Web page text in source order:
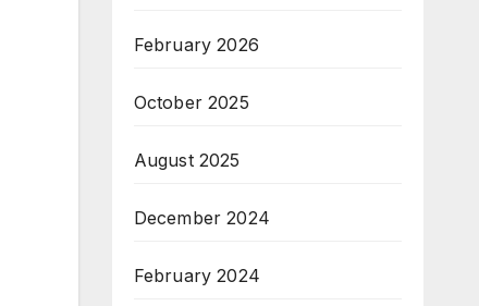
February 2026
October 2025
August 2025
December 2024
February 2024